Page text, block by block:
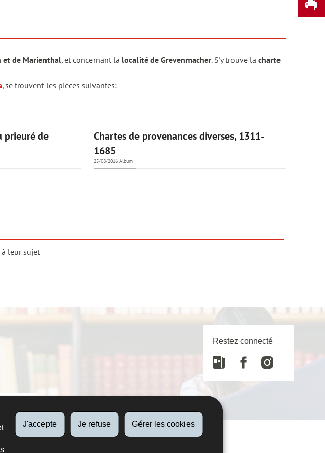
J'accepte Je refuse Gérer les cookies
et de Marienthal, et concernant la localité de Grevenmacher. S'y trouve la charte
, se trouvent les pièces suivantes:
prieuré de
Chartes de provenances diverses, 1311-
1685
25/08/2016 Album
leur sujet
Restez connecté
NewspaperFacebookInstagram